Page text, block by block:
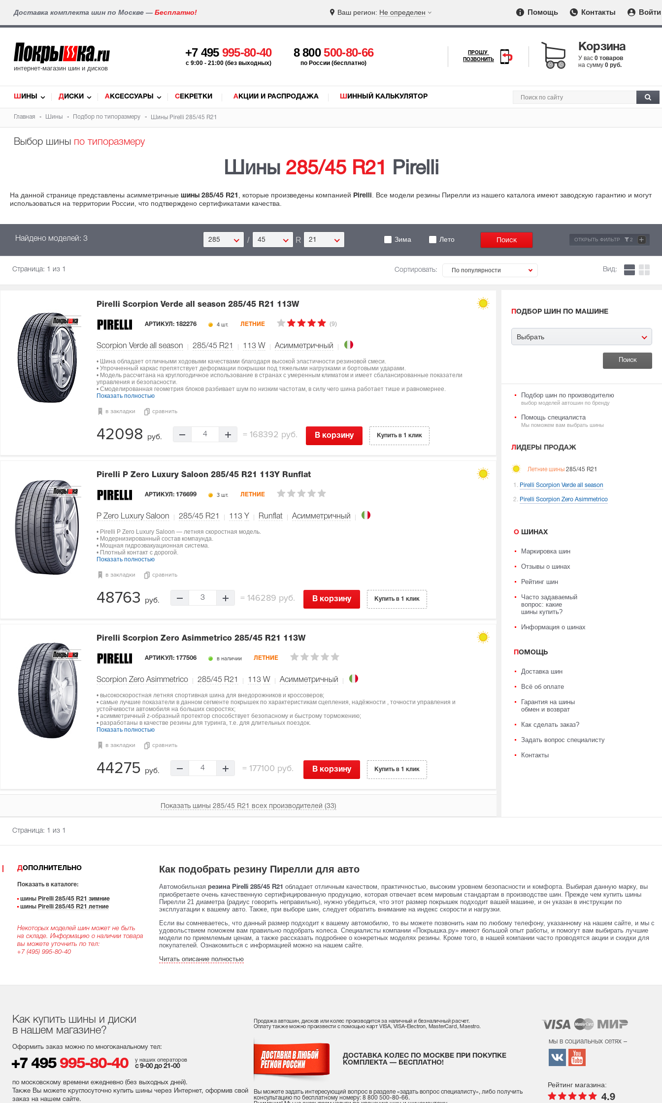
Доставка комплекта шин по Москве — Бесплатно! Ваш регион: Не определен Помощь Контакты Войти
интернет-магазин шин и дисков
+7 495 995-80-40
c 9:00 - 21:00 (без выходных)
8 800500-80-66
по России (бесплатно)
ПРОШУ
ПОЗВОНИТЬ
Корзина
У вас 0 товаров
на сумму 0 руб.
ШИНЫ ДИСКИ АКСЕССУАРЫ СЕКРЕТКИ АКЦИИ И РАСПРОДАЖА ШИННЫЙ КАЛЬКУЛЯТОР
Главная Шины Подбор по типоразмеру Шины Pirelli 285/45 R21
Выбор шины по типоразмеру
Шины 285/45 R21 Pirelli
На данной странице представлены асимметричные шины 285/45 R21 , которые произведены компанией Pirelli
. Все модели резины Пирелли из нашего каталога имеют заводскую гарантию и могут
использоваться на территории России, что подтверждено сертификатами качества.
Найдено моделей: 3 285 / 45 R 21 Зима Лето ОТКРЫТЬ ФИЛЬТР 2 +
Страница: 1 из 1 Сортировать: По популярности Вид:
Pirelli Scorpion Verde all season 285/45 R21 113W
АРТИКУЛ: 182276 4 шт. ЛЕТНИЕ (9)
Scorpion Verde all season 285/45 R21 113 W Асимметричный
• Шина обладает отличными ходовыми качествами благодаря высокой эластичности резиновой смеси.
• Упрочненный каркас препятствует деформации покрышки под тяжелыми нагрузками и бортовыми ударами.
• Модель рассчитана на круглогодичное использование в странах с умеренным климатом и имеет сбалансированные показатели
управления и безопасности.
• Смоделированная геометрия блоков разбивает шум по низким частотам, в силу чего шина работает тише и равномернее.
Показать полностью
в закладки сравнить
42098 руб. 4 = 168392 руб. В корзину Купить в 1 клик
Pirelli P Zero Luxury Saloon 285/45 R21 113Y Runflat
АРТИКУЛ: 176699 3 шт. ЛЕТНИЕ
P Zero Luxury Saloon 285/45 R21 113 Y Runflat Асимметричный
• Pirelli P Zero Luxury Saloon — летняя скоростная модель.
• Модернизированный состав компаунда.
• Мощная гидроэвакуационная система.
• Плотный контакт с дорогой.
Показать полностью
в закладки сравнить
48763 руб. 3 = 146289 руб. В корзину Купить в 1 клик
Pirelli Scorpion Zero Asimmetrico 285/45 R21 113W
АРТИКУЛ: 177506 в наличии ЛЕТНИЕ
Scorpion Zero Asimmetrico 285/45 R21 113 W Асимметричный
• высокоскоростная летняя спортивная шина для внедорожников и кроссоверов;
• самые лучшие показатели в данном сегменте покрышек по характеристикам сцепления, надёжности , точности управления и
устойчивости автомобиля на больших скоростях;
• асимметричный z-образный протектор способствует безопасному и быстрому торможению;
• разработаны в качестве резины для туринга, т.е. для длительных поездок.
Показать полностью
в закладки сравнить
44275 руб. 4 =177100 руб. В корзину Купить в 1 клик
Показать шины 285/45 R21 всех производителей (33)
ПОДБОР ШИН ПО МАШИНЕ
Выбрать
Подбор шин по производителю
выбор моделей автошин по бренду
Помощь специалиста
Мы поможем вам выбрать шины
ЛИДЕРЫ ПРОДАЖ
Летние шины 285/45 R21
Pirelli Scorpion Verde all season
Pirelli Scorpion Zero Asimmetrico
О ШИНАХ
Маркировка шин
Отзывы о шинах
Рейтинг шин
Часто задаваемый
вопрос: какие
шины купить?
Информация о шинах
ПОМОЩЬ
Доставка шин
Всё об оплате
Гарантия на шины
обмен и возврат
Как сделать заказ?
Задать вопрос специалисту
Контакты
Страница: 1 из 1
ДОПОЛНИТЕЛЬНО
Показать в каталоге:
шины Pirelli 285/45 R21 зимние
шины Pirelli 285/45 R21 летние
Некоторых моделей шин может не быть
на складе. Информацию о наличии товара
вы можете уточнить по тел:
+7 (495) 995-80-40
Как подобрать резину Пирелли для авто
Автомобильная резина Pirelli 285/45 R21 обладает отличным качеством, практичностью, высоким уровнем безопасности и комфорта. Выбирая данную марку, вы
приобретаете очень качественную сертифицированную продукцию, которая отвечает всем мировым стандартам в производстве шин. Прежде чем купить шины
Пирелли 21 диаметра (радиус говорить неправильно), нужно убедиться, что этот размер покрышек подходит вашей машине, и он указан в инструкции по
эксплуатации к вашему авто. Также, при выборе шин, следует обратить внимание на индекс скорости и нагрузки.
Если вы сомневаетесь, что данный размер подходит к вашему автомобилю, то вы можете позвонить нам по любому телефону, указанному на нашем сайте, и мы с
удовольствием поможем вам правильно подобрать колеса. Специалисты компании «Покрышка.ру» имеют большой опыт работы, и помогут вам выбирать лучшие
модели по приемлемым ценам, а также рассказать подробнее о конкретных моделях резины. Кроме того, в нашей компании часто проводятся акции и скидки для
покупателей. Ознакомиться с информацией можно на нашем сайте.
Читать описание полностью
Как купить шины и диски
в нашем магазине?
Оформить заказ можно по многоканальному тел:
+7 495 995-80-40 у наших операторов
с 9-00 до 21-00
по московскому времени ежедневно (без выходных дней).
Также Вы можете круглосуточно купить шины через Интернет, оформив свой
заказ на нашем сайте.
Продажа автошин, дисков или колес производится за наличный и безналичный расчет.
Оплату также можно произвести с помощью карт VISA, VISA-Electron, MasterCard, Maestro.
ДОСТАВКА КОЛЕС ПО МОСКВЕ ПРИ ПОКУПКЕ
КОМПЛЕКТА — БЕСПЛАТНО!
Вы можете задать интересующий вопрос в разделе «задать вопрос специалисту», либо получить
консультацию по бесплатному номеру: 8 800 500-80-66.
мы в социальных сетях –
Рейтинг магазина:
4.9